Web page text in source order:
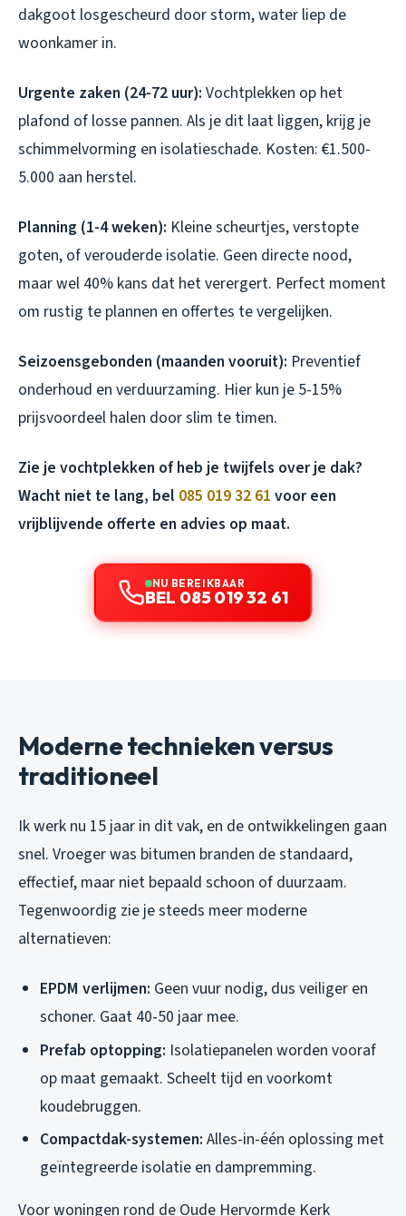
dakgoot losgescheurd door storm, water liep de
woonkamer in.
Urgente zaken (24-72 uur): Vochtplekken op het
plafond of losse pannen. Als je dit laat liggen, krijg je
schimmelvorming en isolatieschade. Kosten: €1.500-
5.000 aan herstel.
Planning (1-4 weken): Kleine scheurtjes, verstopte
goten, of verouderde isolatie. Geen directe nood,
maar wel 40% kans dat het verergert. Perfect moment
om rustig te plannen en offertes te vergelijken.
Seizoensgebonden (maanden vooruit): Preventief
onderhoud en verduurzaming. Hier kun je 5-15%
prijsvoordeel halen door slim te timen.
Zie je vochtplekken of heb je twijfels over je dak?
Wacht niet te lang, bel 085 019 32 61 voor een
vrijblijvende offerte en advies op maat.
NU BEREIKBAAR
BEL 085 019 32 61
Moderne technieken versus
traditioneel
Ik werk nu 15 jaar in dit vak, en de ontwikkelingen gaan
snel. Vroeger was bitumen branden de standaard,
effectief, maar niet bepaald schoon of duurzaam.
Tegenwoordig zie je steeds meer moderne
alternatieven:
EPDM verlijmen: Geen vuur nodig, dus veiliger en
schoner. Gaat 40-50 jaar mee.
Prefab optopping: Isolatiepanelen worden vooraf
op maat gemaakt. Scheelt tijd en voorkomt
koudebruggen.
Compactdak-systemen: Alles-in-één oplossing met
geïntegreerde isolatie en dampremming.
Voor woningen rond de Oude Hervormde Kerk